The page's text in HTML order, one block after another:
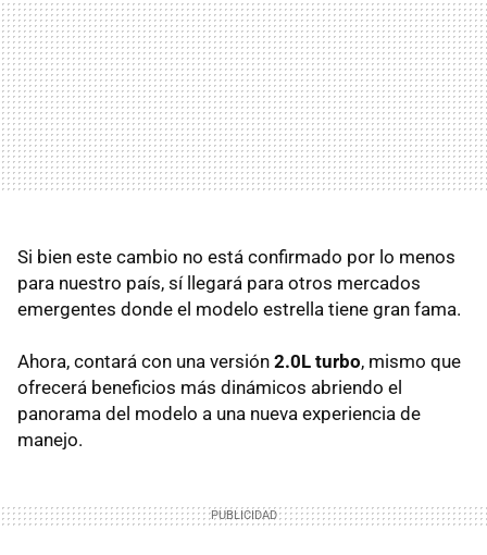
Si bien este cambio no está confirmado por lo menos
para nuestro país, sí llegará para otros mercados
emergentes donde el modelo estrella tiene gran fama.
Ahora, contará con una versión 2.0L turbo, mismo que
ofrecerá beneficios más dinámicos abriendo el
panorama del modelo a una nueva experiencia de
manejo.